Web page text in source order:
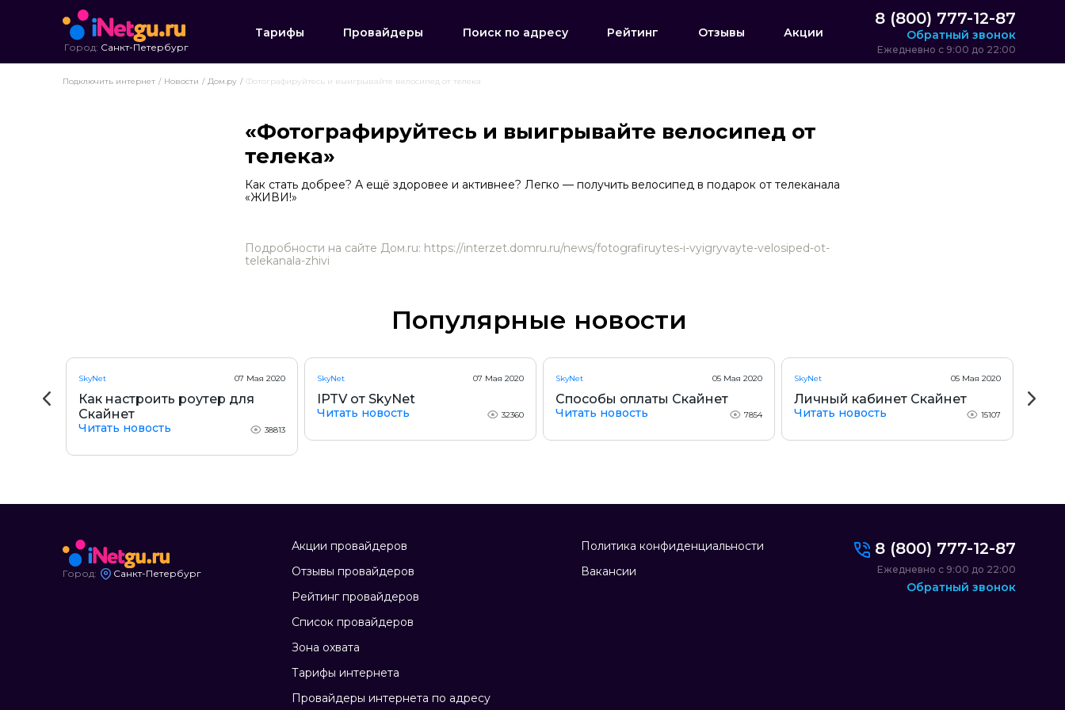
Город: Санкт-Петербург
Тарифы Провайдеры Поиск по адресу Рейтинг Отзывы Акции
8 (800) 777-12-87
Обратный звонок
Ежедневно с 9:00 до 22:00
Подключить интернет Новости Дом.ру Фотографируйтесь и выигрывайте велосипед от телека
«Фотографируйтесь и выигрывайте велосипед от
телека»
Как стать добрее? А ещё здоровее и активнее? Легко — получить велосипед в подарок от телеканала
«ЖИВИ!»
Подробности на сайте Дом.ru: https://interzet.domru.ru/news/fotografiruytes-i-vyigryvayte-velosiped-ot-
telekanala-zhivi
Популярные новости
SkyNet 07 Мая 2020
Как настроить роутер для
Скайнет
Читать новость 38813
SkyNet 07 Мая 2020
IPTV от SkyNet
Читать новость 32360
SkyNet 05 Мая 2020
Способы оплаты Скайнет
Читать новость 7854
SkyNet 05 Мая 2020
Личный кабинет Скайнет
Читать новость 15107
Город: Санкт-Петербург
Акции провайдеров
Отзывы провайдеров
Рейтинг провайдеров
Список провайдеров
Зона охвата
Тарифы интернета
Провайдеры интернета по адресу
Политика конфиденциальности
Вакансии
8 (800) 777-12-87
Ежедневно с 9:00 до 22:00
Обратный звонок